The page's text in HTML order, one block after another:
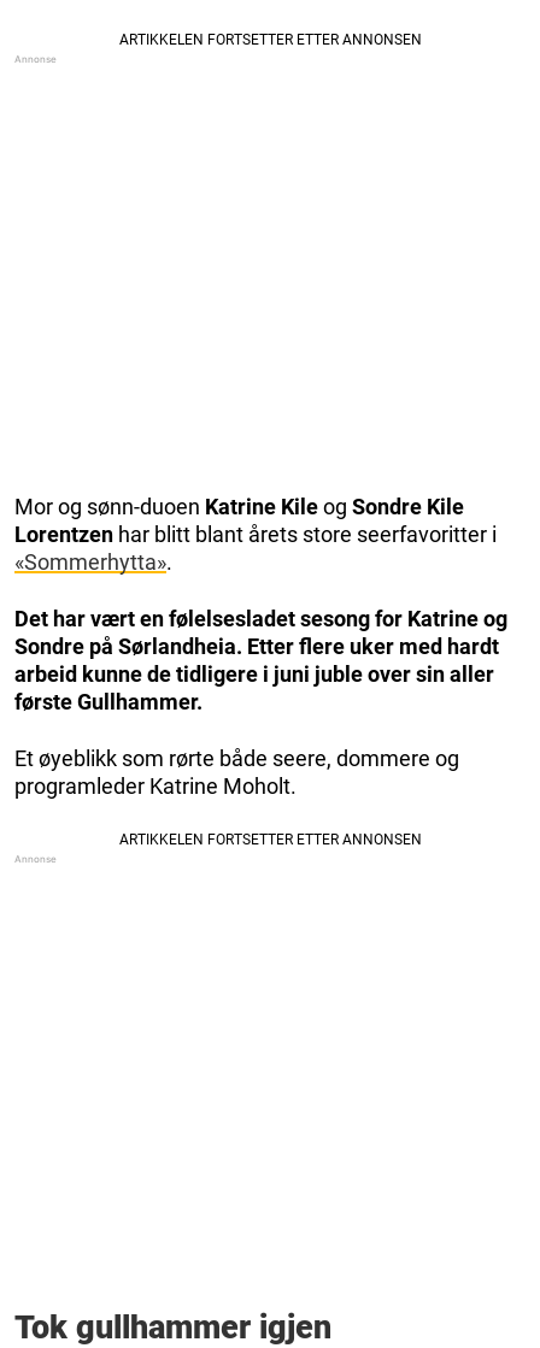
Mor og sønn-duoen Katrine Kileog Sondre Kile
Lorentzen har blitt blant årets store seerfavoritter i
«Sommerhytta».
Det har vært en følelsesladet sesong for Katrine og
Sondre på Sørlandheia. Etter flere uker med hardt
arbeid kunne de tidligere i juni juble over sin aller
første Gullhammer.
Et øyeblikk som rørte både seere, dommere og
programleder Katrine Moholt.
Tok gullhammer igjen